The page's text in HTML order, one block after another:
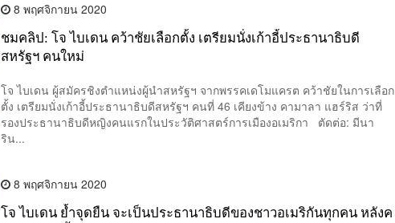
8 พฤศจิกายน 2020
ชมคลิป: โจ ไบเดน คว้าชัยเลือกตั้ง เตรียมนั่งเก้าอี้ประธานาธิบดี
สหรัฐฯ คนใหม่
โจ ไบเดน ผู้สมัครชิงตำแหน่งผู้นำสหรัฐฯ จากพรรคเดโมแครต คว้าชัยในการเลือก
ตั้ง เตรียมนั่งเก้าอี้ประธานาธิบดีสหรัฐฯ คนที่ 46 เคียงข้าง คามาลา แฮร์ริส ว่าที่
รองประธานาธิบดีหญิงคนแรกในประวัติศาสตร์การเมืองอเมริกา ตัดต่อ: มีนา
ริน...
8 พฤศจิกายน 2020
โจ ไบเดน ย้ำจุดยืน จะเป็นประธานาธิบดีของชาวอเมริกันทุกคน หลังค